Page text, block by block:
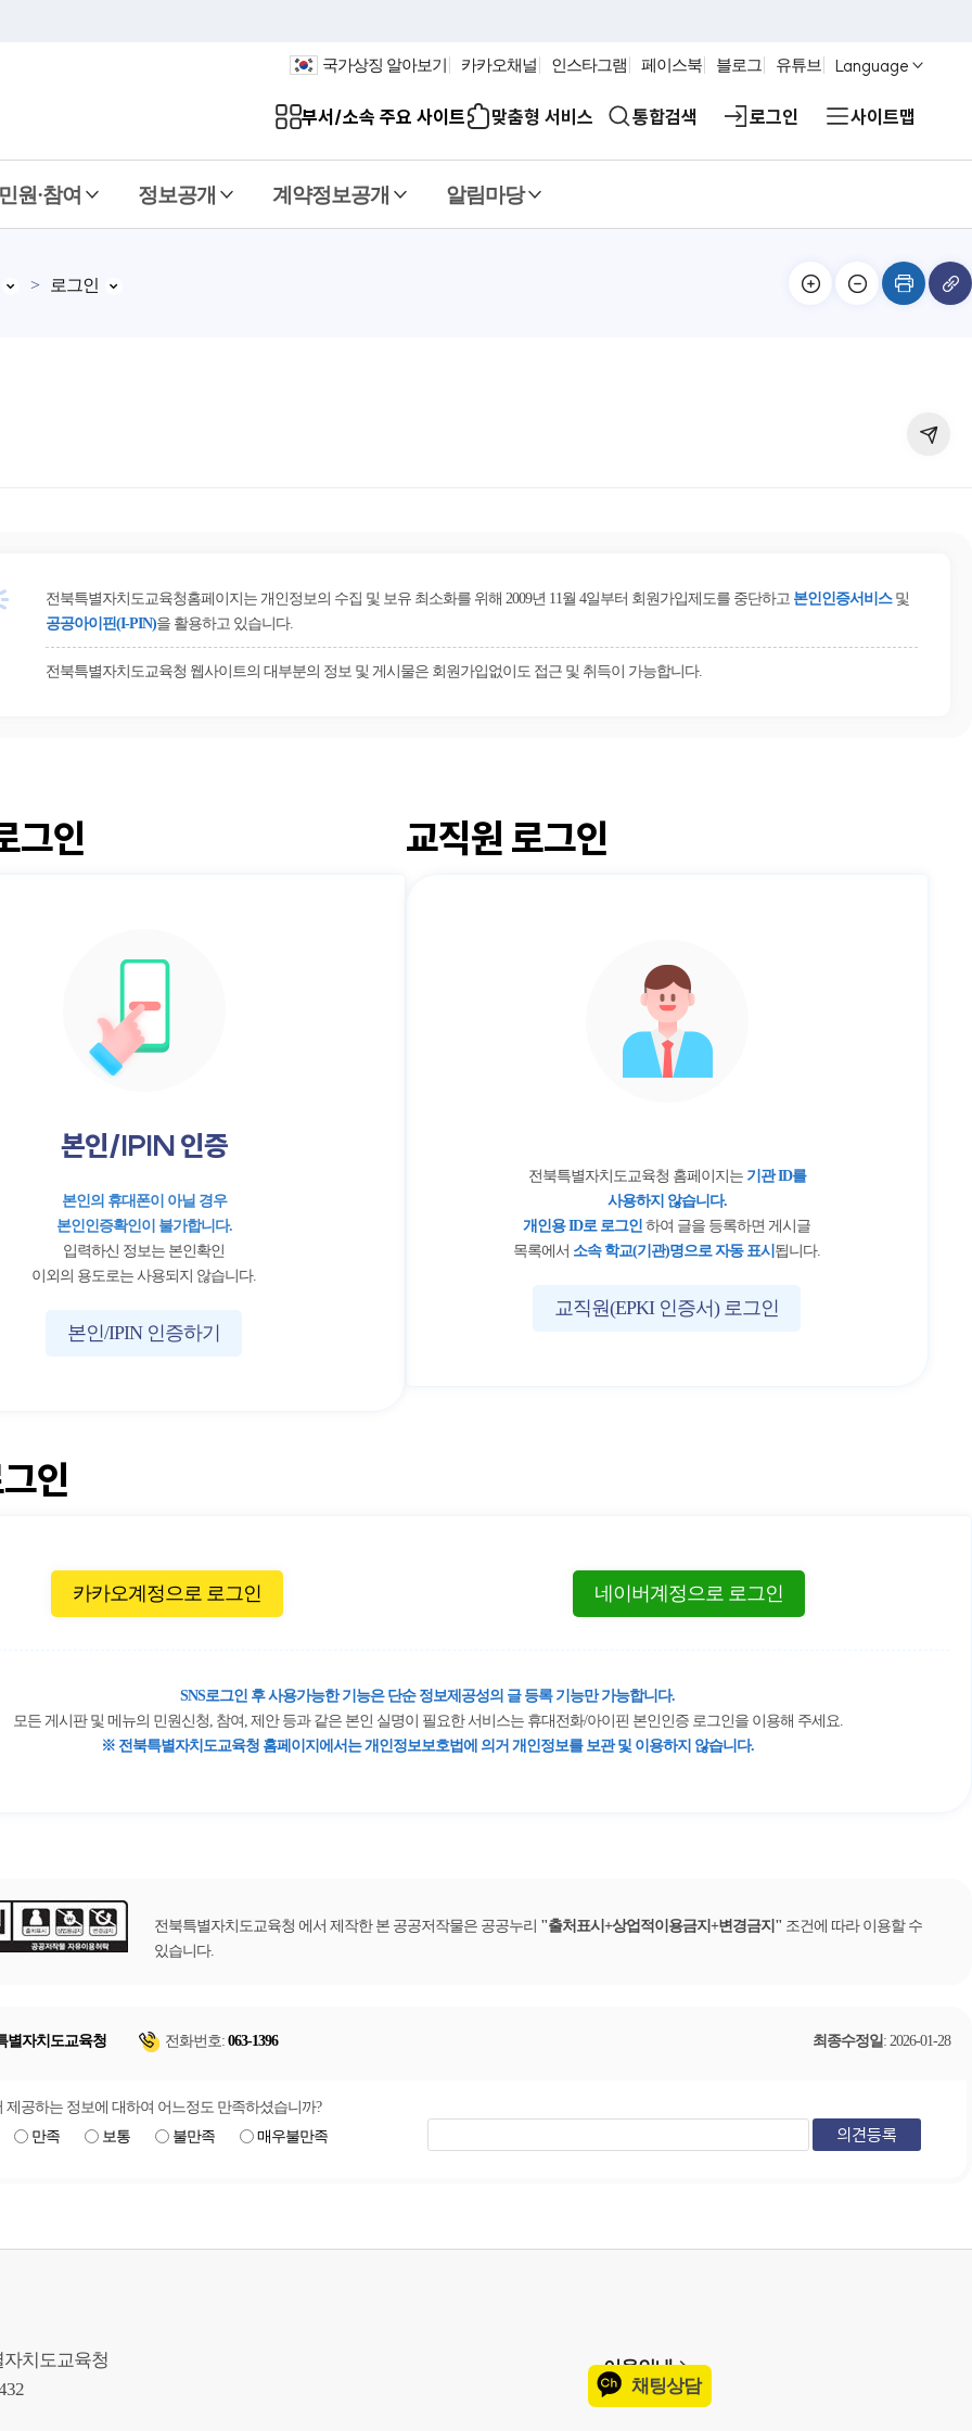
국가상징 알아보기 카카오채널 인스타그램 페이스북 블로그 유튜브 Language
부서/소속 주요 사이트 맞춤형 서비스 통합검색 로그인 사이트맵
원·참여 정보공개 계약정보공개 알림마당
로그인
전북특별자치도교육청홈페이지는 개인정보의 수집 및 보유 최소화를 위해 2009년 11월 4일부터 회원가입제도를 중단하고 본인인증서비스 및
공공아이핀(I-PIN)을 활용하고 있습니다.
전북특별자치도교육청 웹사이트의 대부분의 정보 및 게시물은 회원가입없이도 접근 및 취득이 가능합니다.
그인
본인/IPIN 인증
본인의 휴대폰이 아닐 경우
본인인증확인이 불가합니다.
입력하신 정보는 본인확인
이외의 용도로는 사용되지 않습니다.
본인/IPIN 인증하기
교직원 로그인
전북특별자치도교육청 홈페이지는 기관 ID를
사용하지 않습니다.
개인용 ID로 로그인 하여 글을 등록하면 게시글
목록에서 소속 학교(기관)명으로 자동 표시 됩니다.
교직원(EPKI 인증서) 로그인
인
카카오계정으로 로그인 네이버계정으로 로그인
SNS로그인 후 사용가능한 기능은 단순 정보제공성의 글 등록 기능만 가능합니다.
모든 게시판 및 메뉴의 민원신청, 참여, 제안 등과 같은 본인 실명이 필요한 서비스는 휴대전화/아이핀 본인인증 로그인을 이용해 주세요.
※ 전북특별자치도교육청 홈페이지에서는 개인정보보호법에 의거 개인정보를 보관 및 이용하지 않습니다.
전북특별자치도교육청 에서 제작한 본 공공저작물은 공공누리 출처표시+상업적이용금지+변경금지
조건에 따라 이용할 수
있습니다.
별자치도교육청 전화번호: 063-1396 최종수정일: 2026-01-28
제공하는 정보에 대하여 어느정도 만족하셨습니까?
만족
보통 불만족 매우불만족
자치도교육청
이용안내
채팅상담